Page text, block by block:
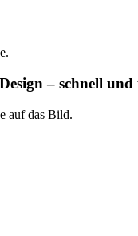
– schnell
auf das Bild.